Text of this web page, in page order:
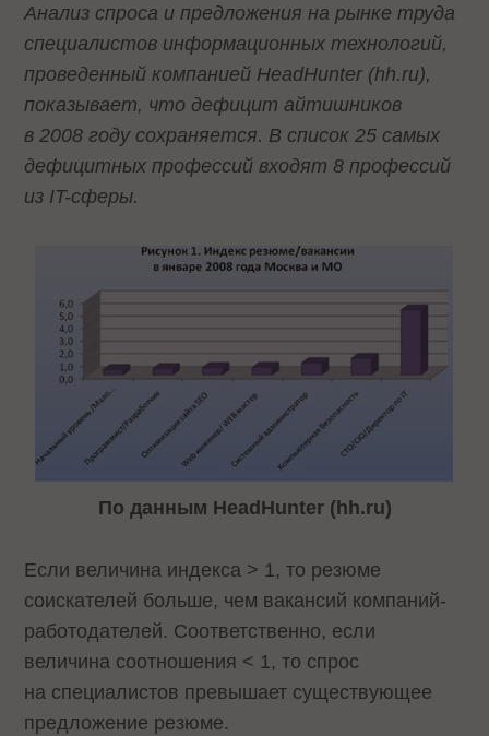
Анализ спроса и предложения на рынке труда
специалистов информационных технологий,
проведенный компанией HeadHunter (hh.ru),
показывает, что дефицит айтишников
в 2008 году сохраняется. В список 25 самых
дефицитных профессий входят 8 профессий
из IT-сферы.
По данным HeadHunter (hh.ru)
Если величина индекса > 1, то резюме
соискателей больше, чем вакансий компаний-
работодателей. Соответственно, если
величина соотношения < 1, то спрос
на специалистов превышает существующее
предложение резюме.